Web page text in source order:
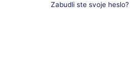
Zabudli ste svoje heslo?